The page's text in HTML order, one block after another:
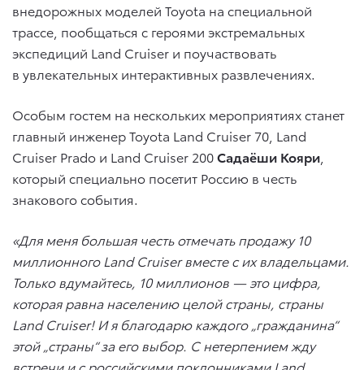
внедорожных моделей Toyota на специальной
трассе, пообщаться с героями экстремальных
экспедиций Land Cruiser и поучаствовать
в увлекательных интерактивных развлечениях.
Особым гостем на нескольких мероприятиях станет
главный инженер Toyota Land Cruiser 70, Land
Cruiser Prado и Land Cruiser 200Садаёши Кояри
который специально посетит Россию в честь
знакового события.
«Для меня большая честь отмечать продажу 10
миллионного Land Cruiser вместе с их владельцами.
Только вдумайтесь, 10 миллионов — это цифра,
которая равна населению целой страны, страны
Land Cruiser! И я благодарю каждого „гражданина“
этой „страны“ за его выбор. С нетерпением жду